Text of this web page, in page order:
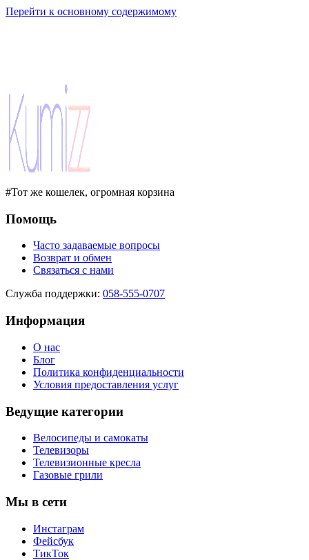
Перейти к основному содержимому
#Тот же кошелек, огромная корзина
Помощь
Часто задаваемые вопросы
Возврат и обмен
Связаться с нами
Служба поддержки: 058-555-0707
Информация
О нас
Блог
Политика конфиденциальности
Условия предоставления услуг
Ведущие категории
Велосипеды и самокаты
Телевизоры
Телевизионные кресла
Газовые грили
Мы в сети
Инстаграм
Фейсбук
ТикТок